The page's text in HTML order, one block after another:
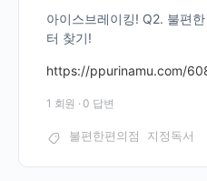
아이스브레이킹! Q2. 불편
터 찾기!
https://ppurinamu.com/
1 회원 · 0 답변
불편한편의점 지정독서